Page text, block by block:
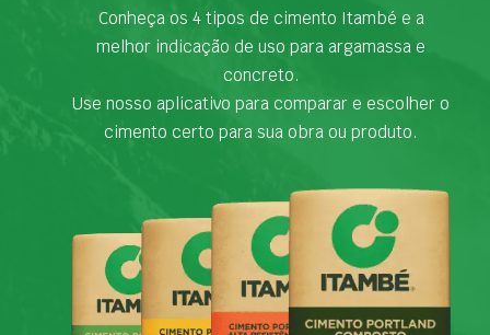
Conheça os 4 tipos de cimento Itambé e a
melhor indicação de uso para argamassa e
concreto.
Use nosso aplicativo para comparar e escolher o
cimento certo para sua obra ou produto.